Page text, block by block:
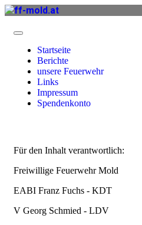
Startseite
Berichte
unsere Feuerwehr
Links
Impressum
Spendenkonto
Für den Inhalt verantwortlich:
Freiwillige Feuerwehr Mold
EABI Franz Fuchs - KDT
V Georg Schmied - LDV